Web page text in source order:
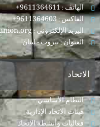
الهاتف : 9611364611+
الفاكس : 9611364603+
البريد الإلكتروني : info@alarabiahunion.org
العنوان : بيروت - لبنان
الاتحاد
النظام الأساسي
هيئات الاتحاد الإدارية
فعاليات وأنشطة الاتحاد